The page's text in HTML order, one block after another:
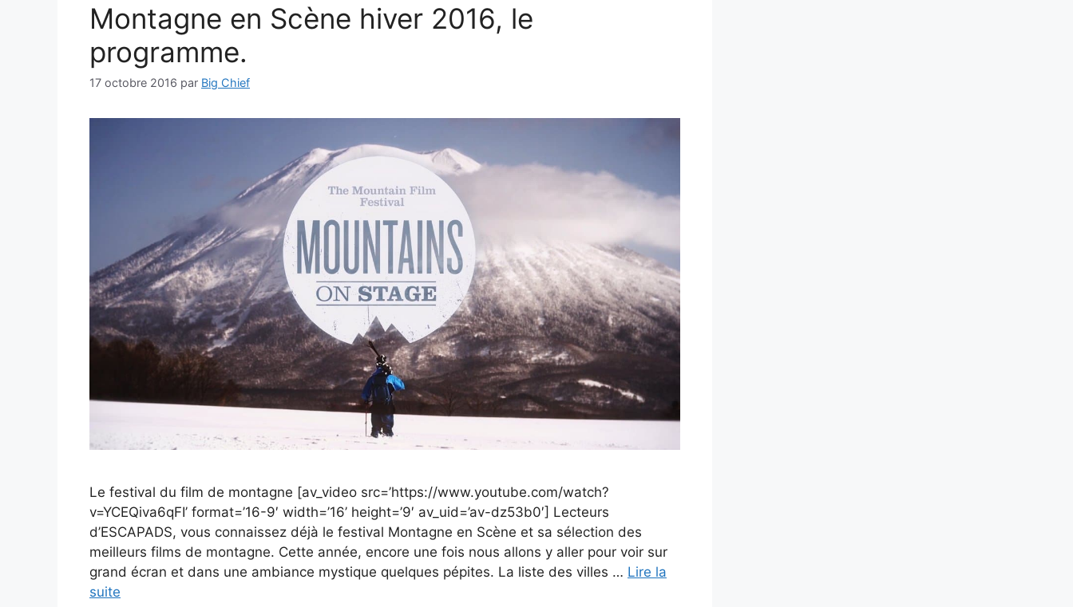
Montagne en Scène hiver 2016, le
programme.
17 octobre 2016 par Big Chief
Le festival du film de montagne [av_video src=’https://www.youtube.com/watch?
v=YCEQiva6qFI’ format=’16-9′ width=’16’ height=’9′ av_uid=’av-dz53b0′] Lecteurs
d’ESCAPADS, vous connaissez déjà le festival Montagne en Scène et sa sélection des
meilleurs films de montagne. Cette année, encore une fois nous allons y aller pour voir sur
grand écran et dans une ambiance mystique quelques pépites. La liste des villes … Lire la
suite